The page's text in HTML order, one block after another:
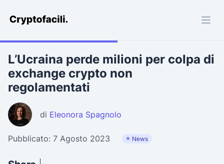
Cryptofacili.com
L’Ucraina perde milioni per colpa di
exchange crypto non
regolamentati
di Eleonora Spagnolo
Pubblicato: 7 Agosto 2023 News